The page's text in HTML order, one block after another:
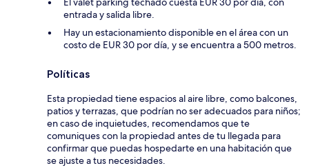
entrada y salida libre.
Hay un estacionamiento disponible en el área con un
costo de EUR 30 por día, y se encuentra a 500 metros.
Políticas
Esta propiedad tiene espacios al aire libre, como balcones,
patios y terrazas, que podrían no ser adecuados para niños;
en caso de inquietudes, recomendamos que te
comuniques con la propiedad antes de tu llegada para
confirmar que puedas hospedarte en una habitación que
se ajuste a tus necesidades.